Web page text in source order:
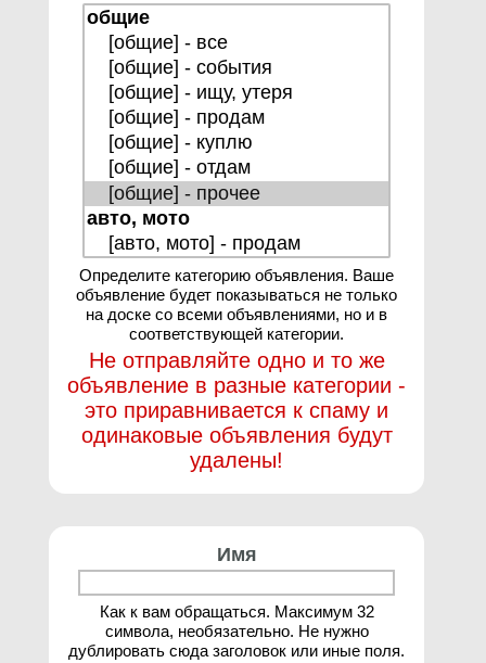
Определите категорию объявления. Ваше
объявление будет показываться не только
на доске со всеми объявлениями, но и в
соответствующей категории.
Не отправляйте одно и то же
объявление в разные категории -
это приравнивается к спаму и
одинаковые объявления будут
удалены!
Имя
Как к вам обращаться. Максимум 32
символа, необязательно. Не нужно
дублировать сюда заголовок или иные поля.